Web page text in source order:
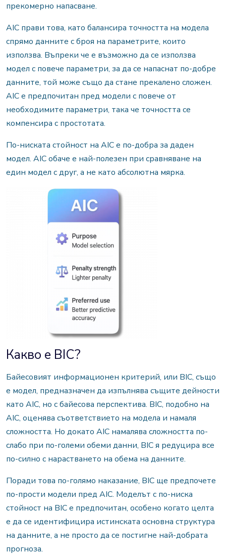
прекомерно напасване.
AIC прави това, като балансира точността на модела
спрямо данните с броя на параметрите, които
използва. Въпреки че е възможно да се използва
модел с повече параметри, за да се напаснат по-добре
данните, той може също да стане прекалено сложен.
AIC е предпочитан пред модели с повече от
необходимите параметри, така че точността се
компенсира с простотата.
По-ниската стойност на AIC е по-добра за даден
модел. AIC обаче е най-полезен при сравняване на
един модел с друг, а не като абсолютна мярка.
Какво е BIC?
Байесовият информационен критерий, или BIC, също
е модел, предназначен да изпълнява същите дейности
като AIC, но с байесова перспектива. BIC, подобно на
AIC, оценява съответствието на модела и намаля
сложността. Но докато AIC намалява сложността по-
слабо при по-големи обеми данни, BIC я редуцира все
по-силно с нарастването на обема на данните.
Поради това по-голямо наказание, BIC ще предпочете
по-прости модели пред AIC. Моделът с по-ниска
стойност на BIC е предпочитан, особено когато целта
е да се идентифицира истинската основна структура
на данните, а не просто да се постигне най-добрата
прогноза.